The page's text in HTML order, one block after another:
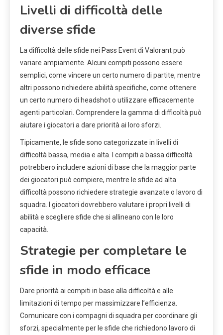
Livelli di difficoltà delle
diverse sfide
La difficoltà delle sfide nei Pass Event di Valorant può
variare ampiamente. Alcuni compiti possono essere
semplici, come vincere un certo numero di partite, mentre
altri possono richiedere abilità specifiche, come ottenere
un certo numero di headshot o utilizzare efficacemente
agenti particolari. Comprendere la gamma di difficoltà può
aiutare i giocatori a dare priorità ai loro sforzi.
Tipicamente, le sfide sono categorizzate in livelli di
difficoltà bassa, media e alta. I compiti a bassa difficoltà
potrebbero includere azioni di base che la maggior parte
dei giocatori può compiere, mentre le sfide ad alta
difficoltà possono richiedere strategie avanzate o lavoro di
squadra. I giocatori dovrebbero valutare i propri livelli di
abilità e scegliere sfide che si allineano con le loro
capacità.
Strategie per completare le
sfide in modo efficace
Dare priorità ai compiti in base alla difficoltà e alle
limitazioni di tempo per massimizzare l’efficienza.
Comunicare con i compagni di squadra per coordinare gli
sforzi, specialmente per le sfide che richiedono lavoro di